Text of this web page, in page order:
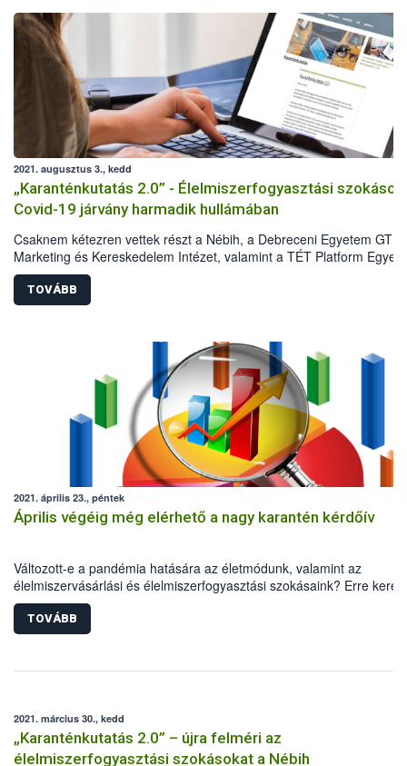
2021. augusztus 3., kedd
„Karanténkutatás 2.0” - Élelmiszerfogyasztási szokások
Covid-19 járvány harmadik hullámában
Csaknem kétezren vettek részt a Nébih, a Debreceni Egyetem GTK
Marketing és Kereskedelem Intézet, valamint a TÉT Platform
második közös reprezentatív kutatásában 2021 májusában. A
felmérésből kiderült, hogyan változtak a Covid-19 járvány első és
harmadik hulláma között a háztartások élelmiszervásárlási és
első hullám idején tapasztalt sokkhatás elmúlt, ugyanakkor a
megőrizte az elővigyázatosságát, és vannak olyan szokások,
hosszú távon is velünk maradnak.
TOVÁBB
2021. április 23., péntek
Április végéig még elérhető a nagy karantén kérdőív
Változott-e a pandémia hatására az életmódunk, valamint az
élelmiszervásárlási és élelmiszerfogyasztási szokásaink? Erre keresi
idén is a választ a Nébih, a Debreceni Egyetem, valamint a TÉT
közös kutatása. A nagy karantén kérdőív április végéig még
minél pontosabb kép kialakításához ugyanis elengedhetetlen a
TOVÁBB
2021. március 30., kedd
„Karanténkutatás 2.0” – újra felméri az
élelmiszerfogyasztási szokásokat a Nébih